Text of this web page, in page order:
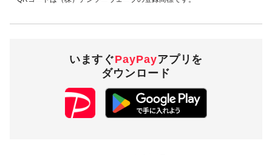
キャンペーン期間中、対象ストアで、PayPay残高でお支払いい
付与率
当選本数
（※）
1等：100％
1等：5万本
いますぐPayPayアプリを
ダウンロード